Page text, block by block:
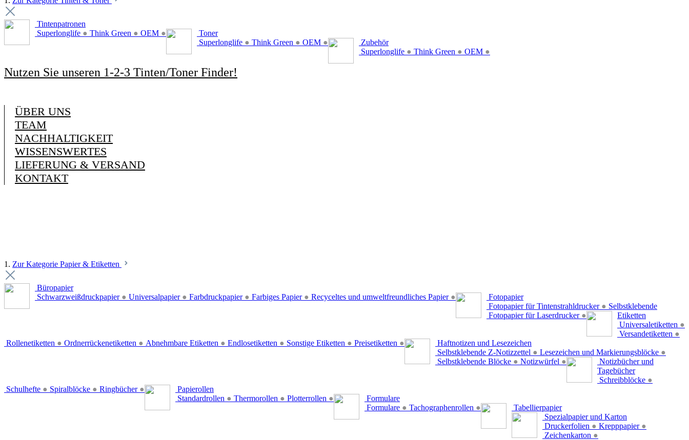
Tintenpatronen
Superlonglife ● Think Green ● OEM ●
Toner
Superlonglife ● Think Green ● OEM ●
Zubehör
Superlonglife ● Think Green ● OEM ●
Nutzen Sie unseren 1-2-3 Tinten/Toner Finder!
ÜBER UNS
TEAM
NACHHALTIGKEIT
WISSENSWERTES
LIEFERUNG & VERSAND
KONTAKT
1. Zur Kategorie Papier & Etiketten
Büropapier
Schwarzweißdruckpapier ● Universalpapier ● Farbdruckpapier ● Farbiges Papier ● Recyceltes und umweltfreundliches Papier ●
Fotopapier
Fotopapier für Tintenstrahldrucker ●
Fotopapier für Laserdrucker ●
Selbstklebende
Etiketten
Universaletiketten ●
Versandetiketten ●
Rollenetiketten ● Ordnerrückenetiketten ● Abnehmbare Etiketten ● Endlosetiketten ● Sonstige Etiketten ● Preisetiketten ●
Haftnotizen und Lesezeichen
Selbstklebende Z-Notizzettel ● Lesezeichen und Markierungsblöcke ●
Selbstklebende Blöcke ● Notizwürfel ●
Notizbücher und
Tagebücher
Schreibblöcke ●
Schulhefte ● Spiralblöcke ● Ringbücher ●
Papierollen
Standardrollen ● Thermorollen ● Plotterrollen ●
Formulare
Formulare ● Tachographenrollen ●
Tabellierpapier
Spezialpapier und Karton
Druckerfolien ● Krepppapier ●
Zeichenkarton ●